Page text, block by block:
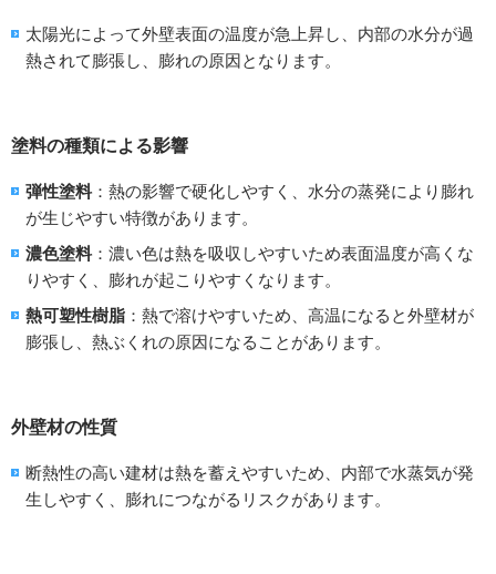
太陽光によって外壁表面の温度が急上昇し、内部の水分が過
熱されて膨張し、膨れの原因となります。
塗料の種類による影響
弾性塗料 ：熱の影響で硬化しやすく、水分の蒸発により膨れ
が生じやすい特徴があります。
濃色塗料 ：濃い色は熱を吸収しやすいため表面温度が高くな
りやすく、膨れが起こりやすくなります。
熱可塑性樹脂 ：熱で溶けやすいため、高温になると外壁材が
膨張し、熱ぶくれの原因になることがあります。
外壁材の性質
断熱性の高い建材は熱を蓄えやすいため、内部で水蒸気が発
生しやすく、膨れにつながるリスクがあります。